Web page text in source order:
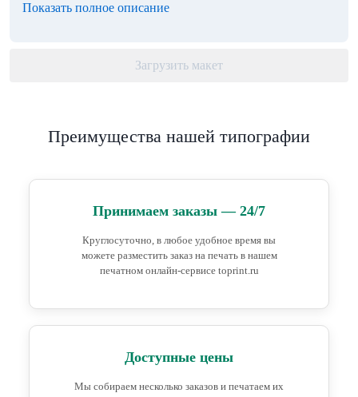
Показать полное описание
Загрузить макет
Преимущества нашей типографии
Принимаем заказы — 24/7
Круглосуточно, в любое удобное время вы
можете разместить заказ на печать в нашем
печатном онлайн-сервисе toprint.ru
Доступные цены
Мы собираем несколько заказов и печатаем их